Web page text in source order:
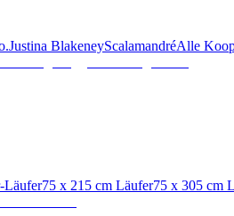
Justina BlakeneyScalamandréAlle
Läufer75 x 215 cm Läufer75 x 305 cm